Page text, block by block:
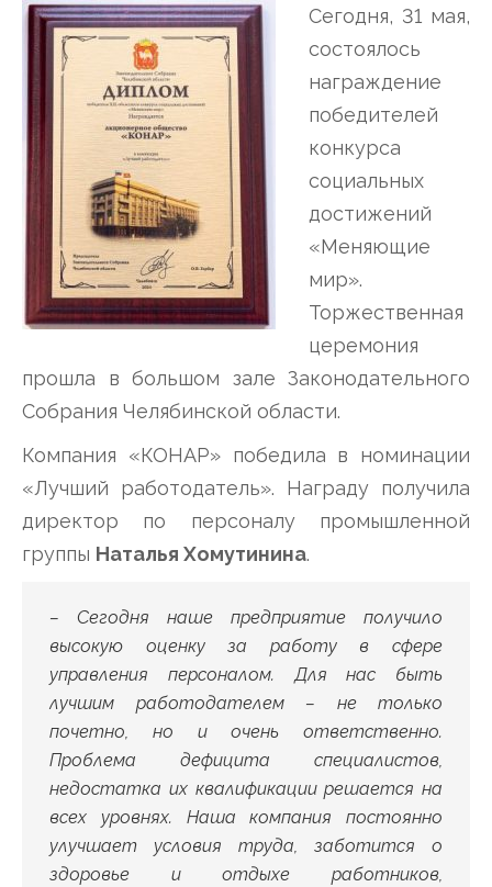
Сегодня, 31 мая,
состоялось
награждение
победителей
конкурса
социальных
достижений
«Меняющие
мир».
Торжественная
церемония
прошла в большом зале Законодательного
Собрания Челябинской области.
Компания «КОНАР» победила в номинации
«Лучший работодатель». Награду получила
директор по персоналу промышленной
группы Наталья Хомутинина.
– Сегодня наше предприятие получило
высокую оценку за работу в сфере
управления персоналом. Для нас быть
лучшим работодателем – не только
почетно, но и очень ответственно.
Проблема дефицита специалистов,
недостатка их квалификации решается на
всех уровнях. Наша компания постоянно
улучшает условия труда, заботится о
здоровье и отдыхе работников,